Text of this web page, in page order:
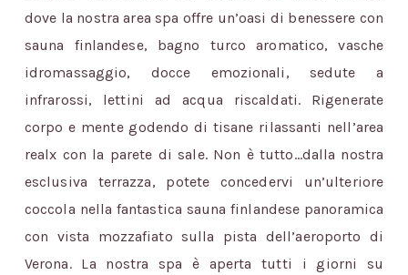
dove la nostra area spa offre un’oasi di benessere con
sauna finlandese, bagno turco aromatico, vasche
idromassaggio, docce emozionali, sedute a
infrarossi, lettini ad acqua riscaldati. Rigenerate
corpo e mente godendo di tisane rilassanti nell’area
realx con la parete di sale. Non è tutto…dalla nostra
esclusiva terrazza, potete concedervi un’ulteriore
coccola nella fantastica sauna finlandese panoramica
con vista mozzafiato sulla pista dell’aeroporto di
Verona. La nostra spa è aperta tutti i giorni su